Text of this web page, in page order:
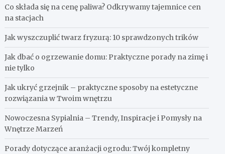
Co składa się na cenę paliwa? Odkrywamy tajemnice cen
na stacjach
Jak wyszczuplić twarz fryzurą: 10 sprawdzonych trików
Jak dbać o ogrzewanie domu: Praktyczne porady na zimę i
nie tylko
Jak ukryć grzejnik – praktyczne sposoby na estetyczne
rozwiązania w Twoim wnętrzu
Nowoczesna Sypialnia – Trendy, Inspiracje i Pomysły na
Wnętrze Marzeń
Porady dotyczące aranżacji ogrodu: Twój kompletny